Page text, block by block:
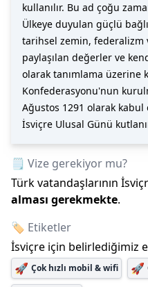
kullanılır. Bu ad çoğu
Ülkeye duyulan güçlü
tarihsel zemin,
paylaşılan değerler ve
olarak tanımlama üzerine
Konfederasyonu'nun
Ağustos 1291 olarak
İsviçre Ulusal Günü
🗒️ Vize gerekiyor mu?
Türk vatandaşlarının
alması gerekmekte.
🏷️ Etiketler
İsviçre için belirlediğimiz
🚀 Çok hızlı mobil & wifi 🚀